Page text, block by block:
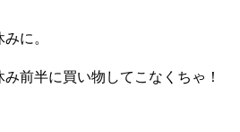
に。
前半に買い物してこなくちゃ！